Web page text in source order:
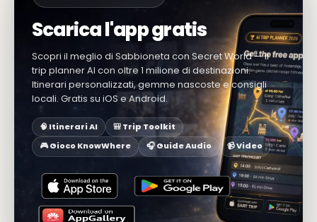
Scarica l'app gratis
Scopri il meglio di Sabbioneta con Secret World — il
trip planner AI con oltre 1 milione di destinazioni.
Itinerari personalizzati, gemme nascoste e consigli
locali. Gratis su iOS e Android.
🧠 Itinerari AI
🎒 Trip Toolkit
🎮 Gioco KnowWhere
🎧 Guide Audio 📹 Video